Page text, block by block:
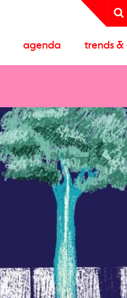
agenda trends &